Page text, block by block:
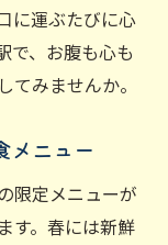
れ家スポッ
ンチ店
ランチスポ
に運ぶたびに心
で、お腹も心も
みませんか。
メニュー
限定メニューが
す。春には新鮮